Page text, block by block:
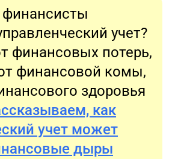
финансисты
учет?
финансовых потерь,
финансовой комы,
здоровья
как
учет может
дыры